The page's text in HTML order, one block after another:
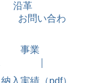
沿革
お問い合わ
事業
ス ｜
納入実績（pdf）